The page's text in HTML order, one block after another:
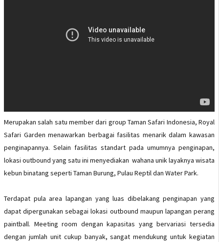
Merupakan salah satu member dari group Taman Safari Indonesia, Royal
Safari Garden menawarkan berbagai fasilitas menarik dalam kawasan
penginapannya. Selain fasilitas standart pada umumnya penginapan,
lokasi outbound yang satu ini menyediakan wahana unik layaknya wisata
kebun binatang seperti Taman Burung, Pulau Reptil dan Water Park.
Terdapat pula area lapangan yang luas dibelakang penginapan yang
dapat dipergunakan sebagai lokasi outbound maupun lapangan perang
paintball. Meeting room dengan kapasitas yang bervariasi tersedia
dengan jumlah unit cukup banyak, sangat mendukung untuk kegiatan